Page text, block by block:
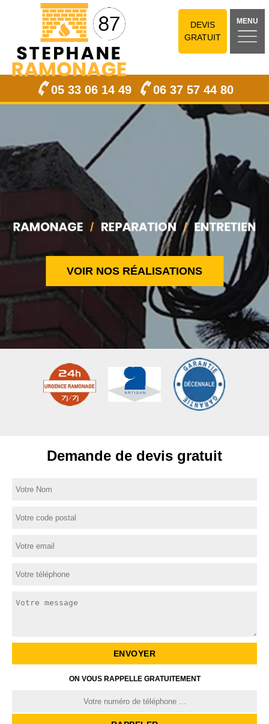
DEVIS
GRATUIT
MENU
05 33 06 14 49 06 37 57 44 80
VOIR NOS RÉALISATIONS
Demande de devis gratuit
ON VOUS RAPPELLE GRATUITEMENT